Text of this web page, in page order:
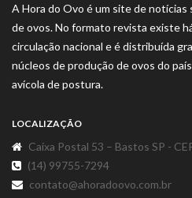
A Hora do Ovo é um site de
de ovos. No formato revista existe
circulação nacional e é distribuída
núcleos de produção de ovos do
avícola de postura.
LOCALIZAÇÃO
Caixa Postal 53 – Bastos SP -
(14) 99755-7294
contato@ahoradoovo.com.br